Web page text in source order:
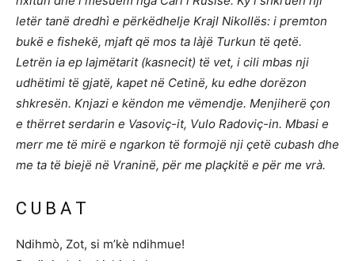
letër tanë dredhì e përkëdhelje Krajl Nikollës: i premton
bukë e fishekë, mjaft që mos ta làjë Turkun të qetë.
Letrën ia ep lajmëtarit (kasnecit) të vet, i cili mbas nji
udhëtimi të gjatë, kapet në Cetinë, ku edhe dorëzon
shkresën. Knjazi e këndon me vëmendje. Menjiherë çon
e thërret serdarin e Vasoviç-it, Vulo Radoviç-in. Mbasi e
merr me të mirë e ngarkon të formojë nji çetë cubash dhe
me ta të biejë në Vraninë, për me plaçkitë e për me vrà.
C U B A T
Ndihmò, Zot, si m’kè ndihmue!